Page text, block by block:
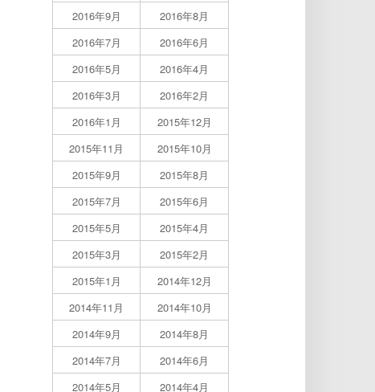
2016年9月
2016年8月
2016年7月
2016年6月
2016年5月
2016年4月
2016年3月
2016年2月
2016年1月
2015年12月
2015年11月
2015年10月
2015年9月
2015年8月
2015年7月
2015年6月
2015年5月
2015年4月
2015年3月
2015年2月
2015年1月
2014年12月
2014年11月
2014年10月
2014年9月
2014年8月
2014年7月
2014年6月
2014年5月
2014年4月